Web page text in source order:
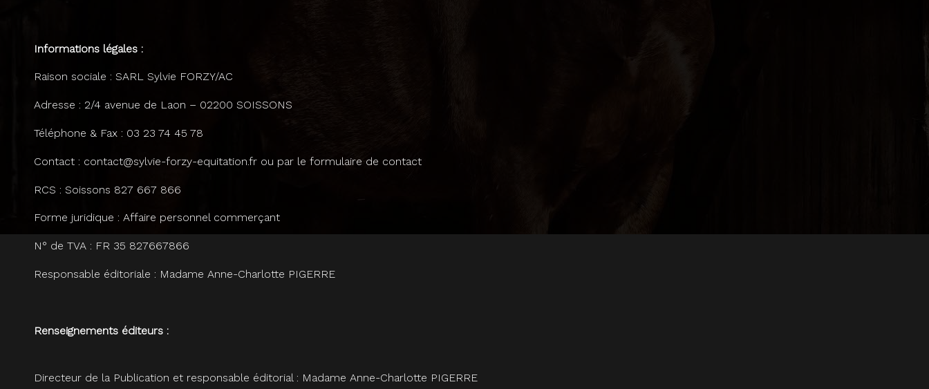
Informations légales :
Raison sociale : SARL Sylvie FORZY/AC
Adresse : 2/4 avenue de Laon – 02200 SOISSONS
Téléphone & Fax : 03 23 74 45 78
Contact : contact@sylvie-forzy-equitation.fr ou par le formulaire de contact
RCS : Soissons 827 667 866
Forme juridique : Affaire personnel commerçant
N° de TVA : FR 35 827667866
Responsable éditoriale : Madame Anne-Charlotte PIGERRE
Renseignements éditeurs :
Directeur de la Publication et responsable éditorial : Madame Anne-Charlotte PIGERRE